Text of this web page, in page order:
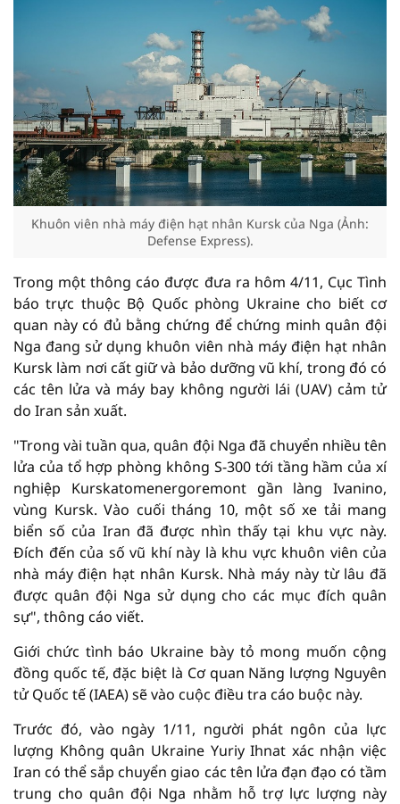
Khuôn viên nhà máy điện hạt nhân Kursk của Nga (Ảnh:
Defense Express).
Trong một thông cáo được đưa ra hôm 4/11, Cục Tình
báo trực thuộc Bộ Quốc phòng Ukraine cho biết cơ
quan này có đủ bằng chứng để chứng minh quân đội
Nga đang sử dụng khuôn viên nhà máy điện hạt nhân
Kursk làm nơi cất giữ và bảo dưỡng vũ khí, trong đó có
các tên lửa và máy bay không người lái (UAV) cảm tử
do Iran sản xuất.
"Trong vài tuần qua, quân đội Nga đã chuyển nhiều tên
lửa của tổ hợp phòng không S-300 tới tầng hầm của xí
nghiệp Kurskatomenergoremont gần làng Ivanino,
vùng Kursk. Vào cuối tháng 10, một số xe tải mang
biển số của Iran đã được nhìn thấy tại khu vực này.
Đích đến của số vũ khí này là khu vực khuôn viên của
nhà máy điện hạt nhân Kursk. Nhà máy này từ lâu đã
được quân đội Nga sử dụng cho các mục đích quân
sự", thông cáo viết.
Giới chức tình báo Ukraine bày tỏ mong muốn cộng
đồng quốc tế, đặc biệt là Cơ quan Năng lượng Nguyên
tử Quốc tế (IAEA) sẽ vào cuộc điều tra cáo buộc này.
Trước đó, vào ngày 1/11, người phát ngôn của lực
lượng Không quân Ukraine Yuriy Ihnat xác nhận việc
Iran có thể sắp chuyển giao các tên lửa đạn đạo có tầm
trung cho quân đội Nga nhằm hỗ trợ lực lượng này